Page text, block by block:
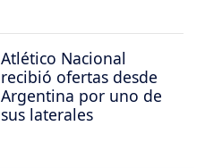
Atlético Nacional
recibió ofertas desde
Argentina por uno de
sus laterales